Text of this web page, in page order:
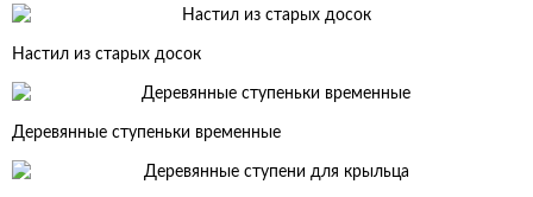
Настил из старых досок
Деревянные ступеньки временные